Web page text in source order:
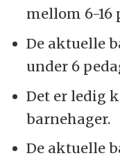
mellom 6-16
De aktuelle
under 6
Det er ledig
barnehager.
De aktuelle